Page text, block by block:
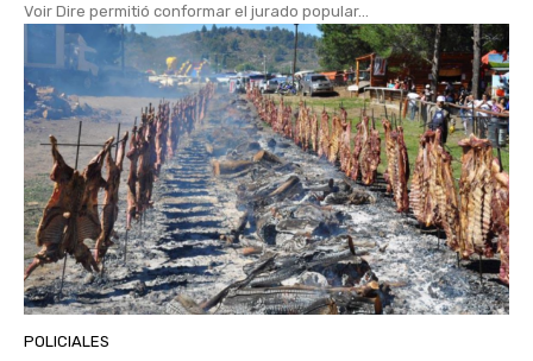
Voir Dire permitió conformar el jurado popular...
POLICIALES